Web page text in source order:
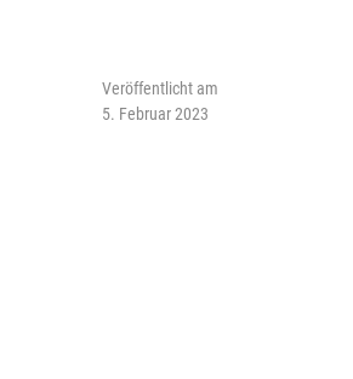
Veröffentlicht am
5. Februar 2023